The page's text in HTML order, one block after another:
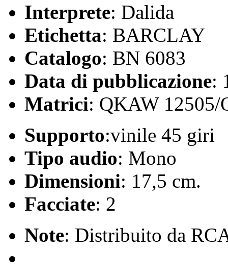
Interprete: Dalida
Etichetta: BARCLAY
Catalogo: BN 6083
Data di pubblicazione:
Matrici: QKAW 12505/
Supporto:vinile 45 giri
Tipo audio: Mono
Dimensioni: 17,5 cm.
Facciate: 2
Note: Distribuito da